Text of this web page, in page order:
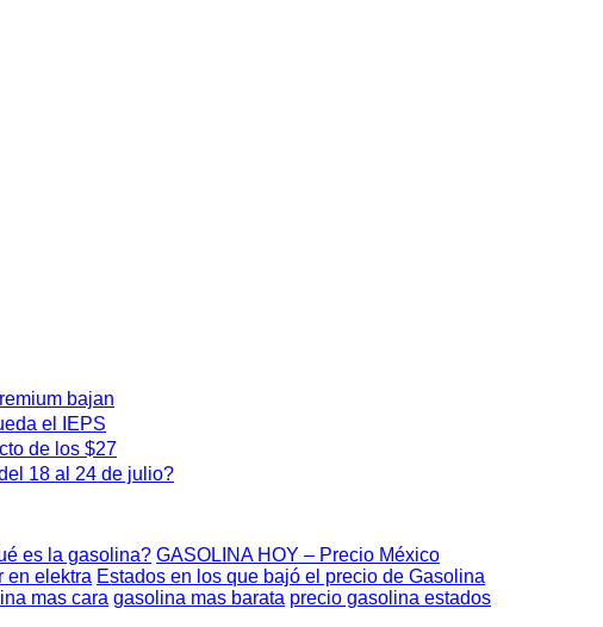
bajan
el IEPS
de los $27
18 al 24 de julio?
es la gasolina? GASOLINA HOY – Precio México
en elektra Estados en los que bajó el precio de Gasolina
mas cara gasolina mas barata precio gasolina estados